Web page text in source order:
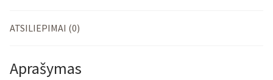
ATSILIEPIMAI (0)
Aprašymas